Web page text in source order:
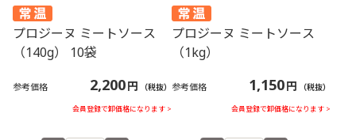
プロジーヌ ミートソース
（140g） 10袋
参考価格 2,200円 （税抜）
会員登録で卸価格になります >
プロジーヌ ミートソース
（1kg）
参考価格 1,150円 （税抜）
会員登録で卸価格になります >